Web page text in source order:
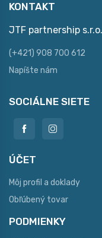
KONTAKT
JTF partnership s.r.o.
(+421) 908 700 612
Napíšte nám
SOCIÁLNE SIETE
ÚČET
Môj profil a doklady
Obľúbený tovar
PODMIENKY